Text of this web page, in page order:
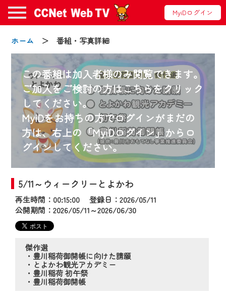
MyiDログイン
ホーム ＞ 番組・写真詳細
この番組は加入者様のみ閲覧できます。
ご加入をご検討の方はこちらをクリック
してください。
MyiDをお持ちの方でログインがまだの
方は、右上の「MyiDログイン」からロ
グインしてください。
5/11～ウィークリーとよかわ
再生時間：00:15:00 登録日：2026/05/11
公開期間：2026/05/11～2026/06/30
傑作選
・豊川稲荷御開帳に向けた請願
・とよかわ観光アカデミー
・豊川稲荷 初午祭
・豊川稲荷御開帳
お知らせ
2024/09/02
動画配信サービス『CCNet Web TV』は2024
年9月24日からリニューアルします！
【変更点】
◆デザイン変更により、お住まいの地域
の動画コンテンツが一目瞭然。
◆当社アプリやＰＣブラウザから、いつ
でも・どこでも・外出先でも！
CCNetサービスエリア20市町の地域情報
番組をご視聴いただけます！